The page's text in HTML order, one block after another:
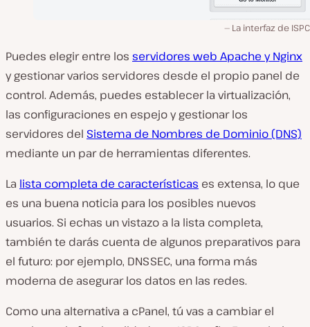
La interfaz de
Puedes elegir entre los servidores web Apache y Nginx
y gestionar varios servidores desde el propio panel de
control. Además, puedes establecer la virtualización,
las configuraciones en espejo y gestionar los
servidores del Sistema de Nombres de Dominio (DNS)
mediante un par de herramientas diferentes.
La lista completa de características es extensa, lo que
es una buena noticia para los posibles nuevos
usuarios. Si echas un vistazo a la lista completa,
también te darás cuenta de algunos preparativos para
el futuro: por ejemplo, DNSSEC, una forma más
moderna de asegurar los datos en las redes.
Como una alternativa a cPanel, tú vas a cambiar el